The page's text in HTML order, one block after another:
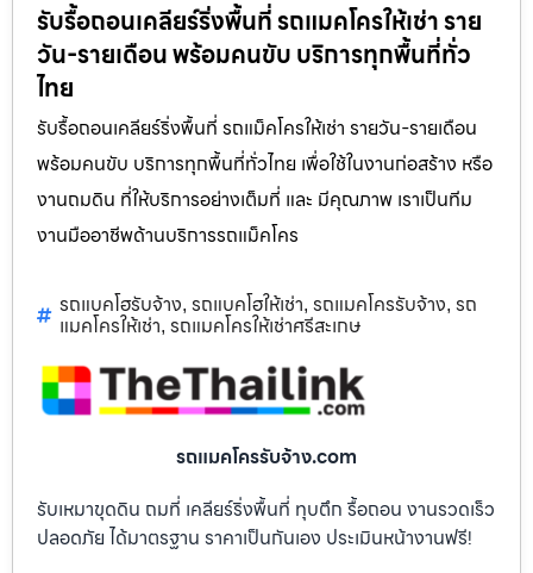
รับรื้อถอนเคลียร์ริ่งพื้นที่ รถแมคโครให้เช่า ราย
วัน-รายเดือน พร้อมคนขับ บริการทุกพื้นที่ทั่ว
ไทย
รับรื้อถอนเคลียร์ริ่งพื้นที่ รถแม็คโครให้เช่า รายวัน-รายเดือน
พร้อมคนขับ บริการทุกพื้นที่ทั่วไทย เพื่อใช้ในงานก่อสร้าง หรือ
งานถมดิน ที่ให้บริการอย่างเต็มที่ และ มีคุณภาพ เราเป็นทีม
งานมืออาชีพด้านบริการรถแม็คโคร
รถแบคโฮรับจ้าง, รถแบคโฮให้เช่า, รถแมคโครรับจ้าง, รถ
แมคโครให้เช่า, รถแมคโครให้เช่าศรีสะเกษ
รถแมคโครรับจ้าง.com
รับเหมาขุดดิน ถมที่ เคลียร์ริ่งพื้นที่ ทุบตึก รื้อถอน งานรวดเร็ว
ปลอดภัย ได้มาตรฐาน ราคาเป็นกันเอง ประเมินหน้างานฟรี!